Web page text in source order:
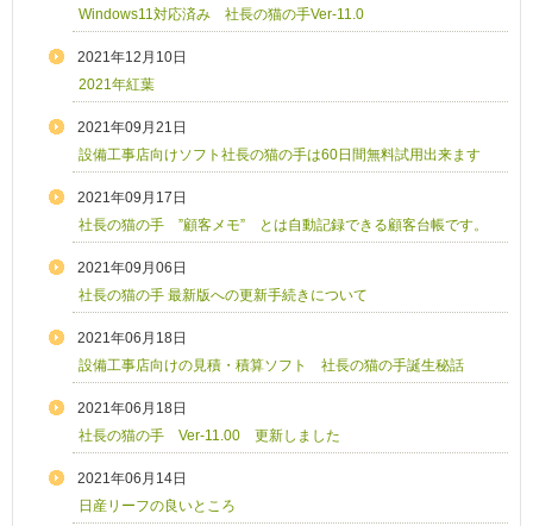
Windows11対応済み 社長の猫の手Ver-11.0
2021年12月10日
2021年紅葉
2021年09月21日
設備工事店向けソフト社長の猫の手は60日間無料試用出来ます
2021年09月17日
社長の猫の手 ”顧客メモ” とは自動記録できる顧客台帳です。
2021年09月06日
社長の猫の手 最新版への更新手続きについて
2021年06月18日
設備工事店向けの見積・積算ソフト 社長の猫の手誕生秘話
2021年06月18日
社長の猫の手 Ver-11.00 更新しました
2021年06月14日
日産リーフの良いところ